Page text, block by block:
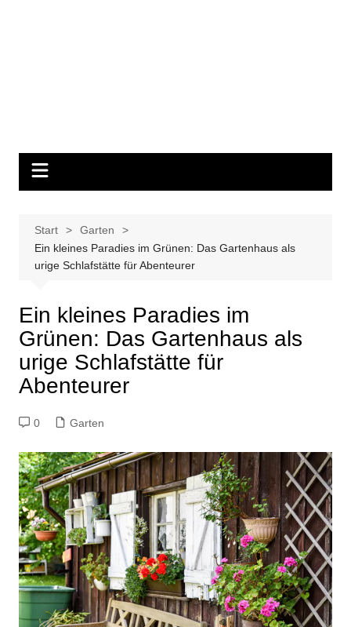
Start
Garten
Ein kleines Paradies im Grünen: Das Gartenhaus als
urige Schlafstätte für Abenteurer
Ein kleines Paradies im
Grünen: Das Gartenhaus als
urige Schlafstätte für
Abenteurer
0 Garten